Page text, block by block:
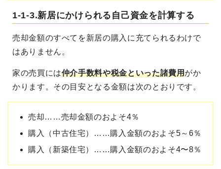
1-1-3.新居にかけられる自己資金を計算する
売却金額のすべてを新居の購入に充てられるわけで
はありません。
家の売買には仲介手数料や税金といった諸費用がか
かります。その目安となる金額は次のとおりです。
売却……売却金額のおよそ4％
購入（中古住宅）……購入金額のおよそ5～6％
購入（新築住宅）……購入金額のおよそ4〜8％